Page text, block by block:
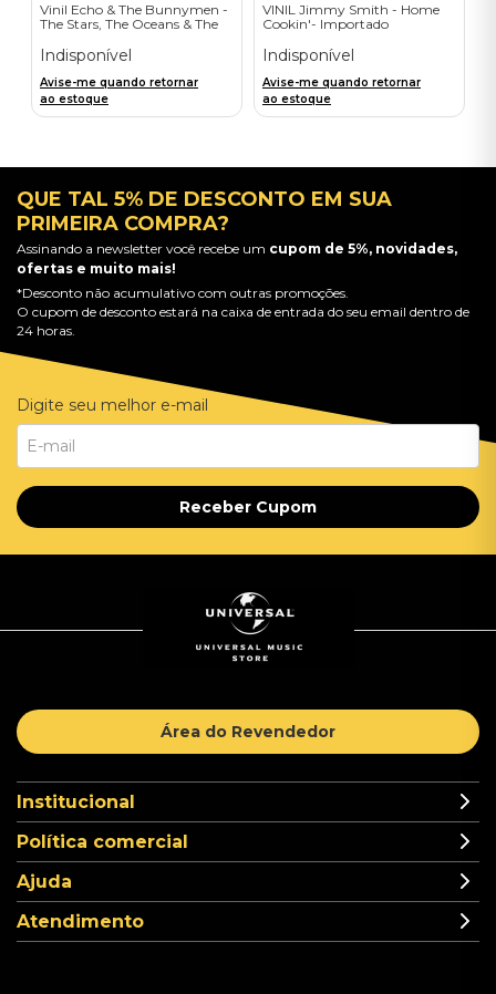
Vinil Echo & The Bunnymen -
The Stars, The Oceans & The
- Importado
Indisponível
Avise-me quando retornar
ao estoque
VINIL Jimmy Smith - Home
Cookin'- Importado
Indisponível
Avise-me quando retornar
ao estoque
QUE TAL 5% DE DESCONTO EM SUA
PRIMEIRA COMPRA?
Assinando a newsletter você recebe um cupom de 5%, novidades,
ofertas e muito mais!
*Desconto não acumulativo com outras promoções.
O cupom de desconto estará na caixa de entrada do seu email dentro de
24 horas.
Digite seu melhor e-mail
Receber Cupom
Área do Revendedor
Institucional
Política comercial
Ajuda
Atendimento